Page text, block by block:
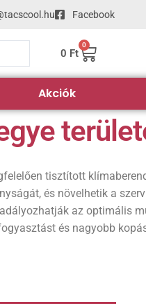
Facebook
0 Ft
0
Akciók
tisztított
és növelhetik a
az optimális
és nagyobb